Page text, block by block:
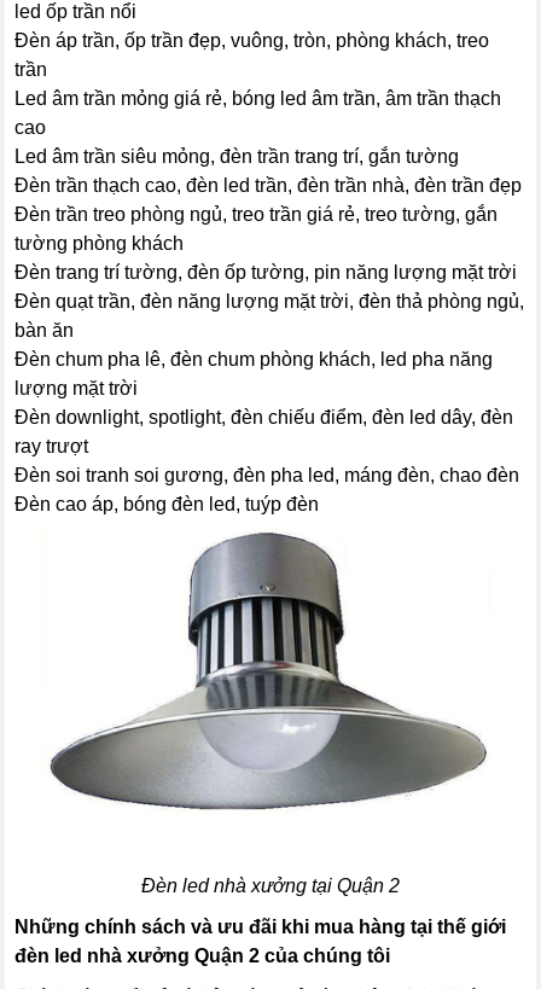
led ốp trần nổi
Đèn áp trần, ốp trần đẹp, vuông, tròn, phòng khách, treo
trần
Led âm trần mỏng giá rẻ, bóng led âm trần, âm trần thạch
cao
Led âm trần siêu mỏng, đèn trần trang trí, gắn tường
Đèn trần thạch cao, đèn led trần, đèn trần nhà, đèn trần đẹp
Đèn trần treo phòng ngủ, treo trần giá rẻ, treo tường, gắn
tường phòng khách
Đèn trang trí tường, đèn ốp tường, pin năng lượng mặt trời
Đèn quạt trần, đèn năng lượng mặt trời, đèn thả phòng ngủ,
bàn ăn
Đèn chum pha lê, đèn chum phòng khách, led pha năng
lượng mặt trời
Đèn downlight, spotlight, đèn chiếu điểm, đèn led dây, đèn
ray trượt
Đèn soi tranh soi gương, đèn pha led, máng đèn, chao đèn
Đèn cao áp, bóng đèn led, tuýp đèn
Đèn led nhà xưởng tại Quận 2
Những chính sách và ưu đãi khi mua hàng tại thế giới
đèn led nhà xưởng Quận 2 của chúng tôi